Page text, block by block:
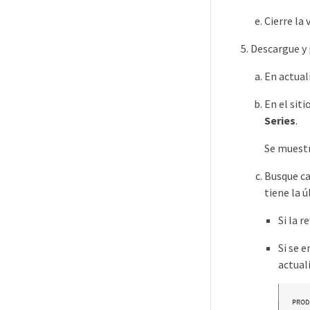
Cierre la
Descargue
En
En el
Series.
Se
Busque
tiene la
Si la
Si se